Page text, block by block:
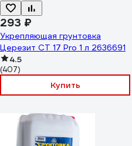
293 ₽
Укрепляющая грунтовка
Церезит CT 17 Pro 1 л 2636691
4.5
(407)
Купить